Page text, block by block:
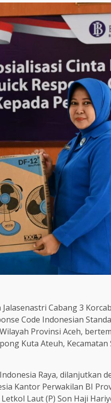
Cabang 3
Code Indonesian
Provinsi Aceh,
Kuta Ateuh,
Raya, dilanjutkan
Kantor Perwakilan BI
Laut (P) Son Haji